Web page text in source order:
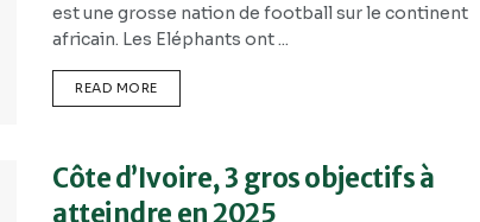
est une grosse nation de football sur le continent
africain. Les Eléphants ont ...
READ MORE
Côte d’Ivoire, 3 gros objectifs à
atteindre en 2025